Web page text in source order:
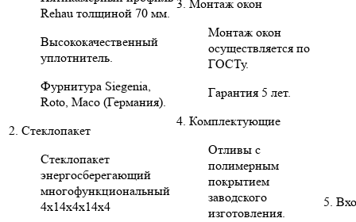
Rehau толщиной 70 мм.
Высококачественный
уплотнитель.
Фурнитура Siegenia,
Roto, Maco (Германия).
2. Стеклопакет
Стеклопакет
энергосберегающий
многофункциональный
4х14х4х14х4
3. Монтаж окон
Монтаж окон
осуществляется по
ГОСТу.
Гарантия 5 лет.
4. Комплектующие
Отливы с
полимерным
покрытием
заводского
изготовления.
5.